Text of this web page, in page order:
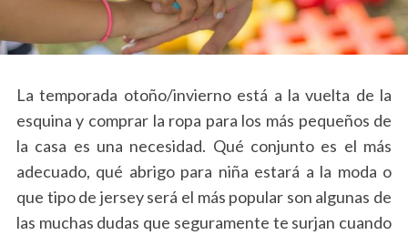
La temporada otoño/invierno está a la vuelta de la
esquina y comprar la ropa para los más pequeños de
la casa es una necesidad. Qué conjunto es el más
adecuado, qué abrigo para niña estará a la moda o
que tipo de jersey será el más popular son algunas de
las muchas dudas que seguramente te surjan cuando